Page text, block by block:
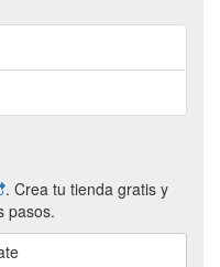
. Crea tu tienda gratis y
pasos.